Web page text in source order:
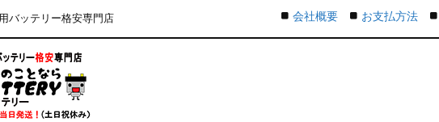
バッテリー格安専門店 会社概要 お支払方法